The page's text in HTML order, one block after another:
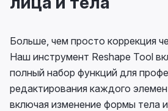
Больше, чем просто коррекция
Наш инструмент Reshape Tool
полный набор функций для
редактирования каждого
включая изменение формы тела